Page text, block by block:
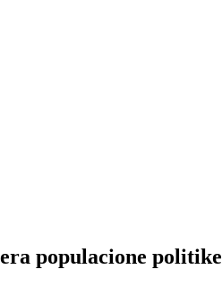
populacione politike